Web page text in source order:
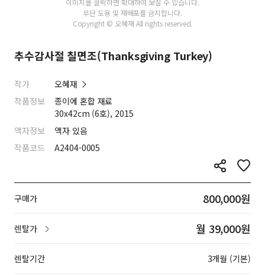
이미지를 클릭하면 확대하여 보실 수 있습니다.
무단 도용 및 재배포를 금지합니다.
Copyright © 오혜재 All rights reserved.
추수감사절 칠면조(Thanksgiving Turkey)
작가
오혜재
작품정보
종이에 혼합 재료
30x42cm (6호), 2015
액자정보
액자 있음
작품코드
A2404-0005
구매가 800,000원
렌탈가 월 39,000원
렌탈기간 3개월 (기본)